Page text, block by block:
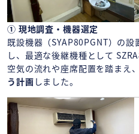
① 現地調査・機器選定
既設機器（SYAP80PGNT）の
し、最適な後継機種として
空気の流れや座席配置を踏まえ、
う計画 しました。